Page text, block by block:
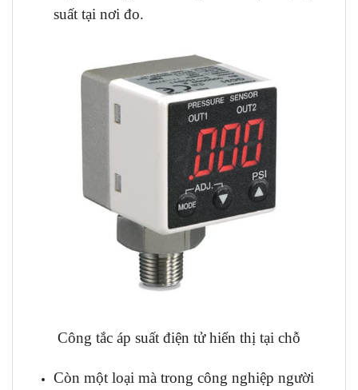
suất tại nơi đo.
Công tắc áp suất điện tử hiển thị tại chỗ
Còn một loại mà trong công nghiệp người